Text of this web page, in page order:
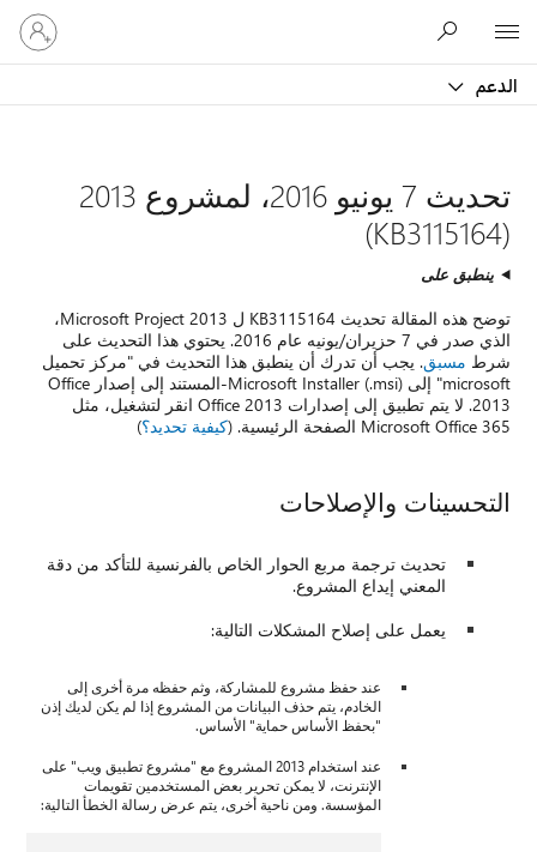
الدعم
تسجيل
الدخول
إلى
تحديث 7 يونيو 2016، لمشروع 2013
(KB3115164)
ينطبق على
توضح هذه المقالة تحديث KB3115164 ل Microsoft Project 2013،
الذي صدر في 7 حزيران/يونيه عام 2016. يحتوي هذا التحديث على
شرط مسبق. يجب أن تدرك أن ينطبق هذا التحديث في "مركز تحميل
microsoft" إلى Microsoft Installer (.msi)-المستند إلى إصدار Office
2013. لا يتم تطبيق إلى إصدارات Office 2013 انقر لتشغيل، مثل
Microsoft Office 365 الصفحة الرئيسية. (
كيفية تحديد؟)
التحسينات والإصلاحات
تحديث ترجمة مربع الحوار الخاص بالفرنسية للتأكد من دقة
المعني إيداع المشروع.
يعمل على إصلاح المشكلات التالية:
عند حفظ مشروع للمشاركة، وثم حفظه مرة أخرى إلى
الخادم، يتم حذف البيانات من المشروع إذا لم يكن لديك إذن
"بحفظ الأساس حماية" الأساس.
عند استخدام 2013 المشروع مع "مشروع تطبيق ويب" على
الإنترنت، لا يمكن تحرير بعض المستخدمين تقويمات
المؤسسة. ومن ناحية أخرى، يتم عرض رسالة الخطأ التالية: